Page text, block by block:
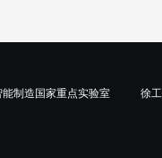
制造国家重点实验室 徐